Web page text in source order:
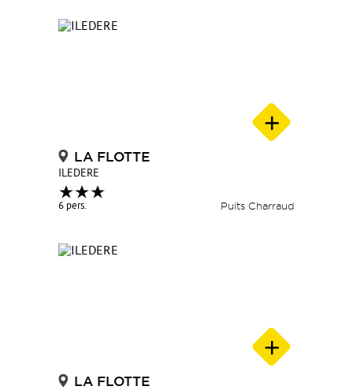
LA FLOTTE
ILEDERE
6 pers. Puits Charraud
LA FLOTTE